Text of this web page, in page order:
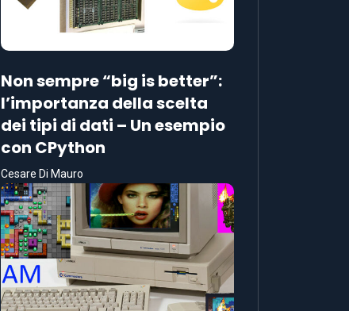
Non sempre “big is better”:
l’importanza della scelta
dei tipi di dati – Un esempio
con CPython
Cesare Di Mauro